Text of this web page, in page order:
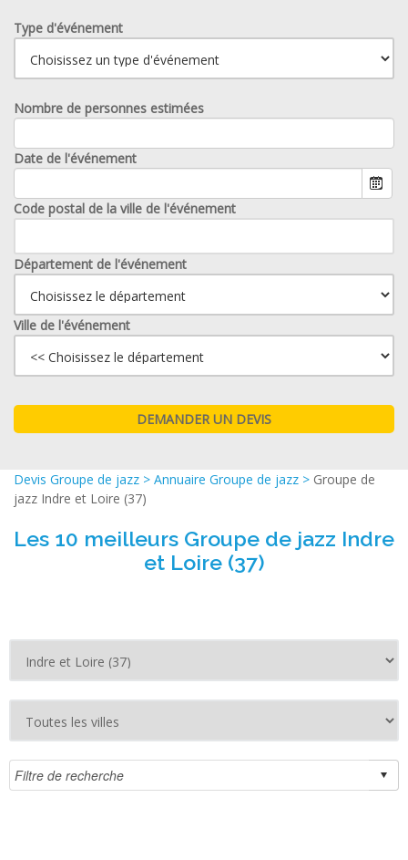
Type d'événement
Nombre de personnes estimées
Date de l'événement
Code postal de la ville de l'événement
Département de l'événement
Ville de l'événement
Devis Groupe de jazz > Annuaire Groupe de jazz > Groupe de
jazz Indre et Loire (37)
Les 10 meilleurs Groupe de jazz Indre
et Loire (37)